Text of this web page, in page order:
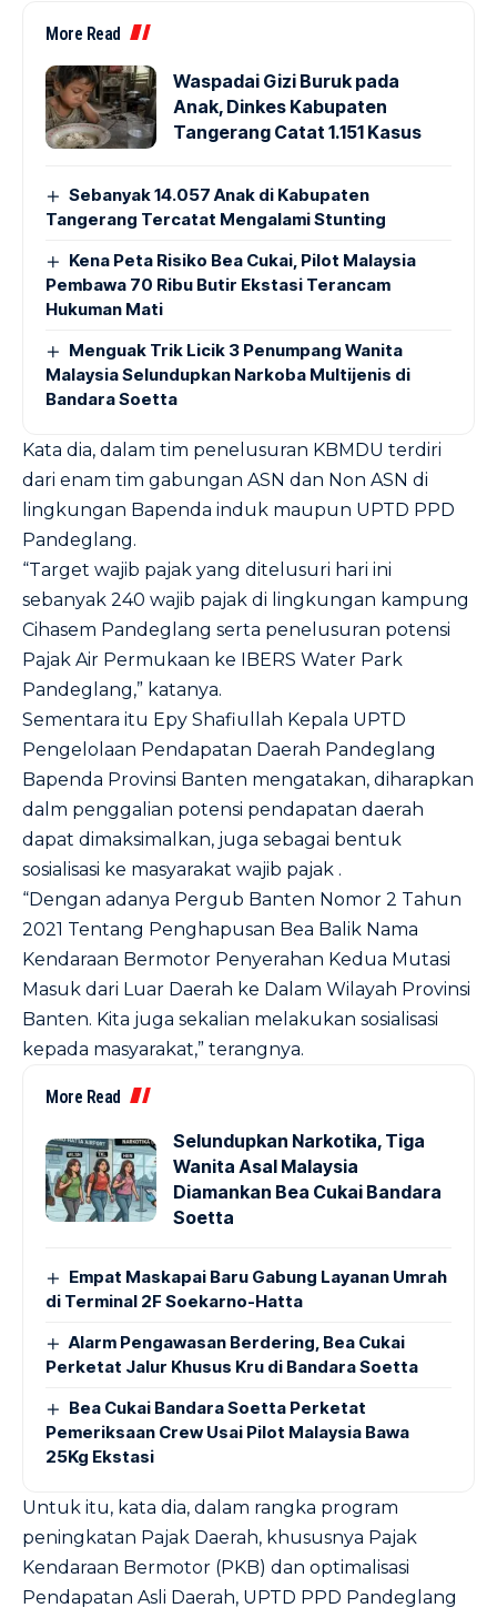
More Read
Waspadai Gizi Buruk pada
Anak, Dinkes Kabupaten
Tangerang Catat 1.151 Kasus
Sebanyak 14.057 Anak di Kabupaten
Tangerang Tercatat Mengalami Stunting
Kena Peta Risiko Bea Cukai, Pilot Malaysia
Pembawa 70 Ribu Butir Ekstasi Terancam
Hukuman Mati
Menguak Trik Licik 3 Penumpang Wanita
Malaysia Selundupkan Narkoba Multijenis di
Bandara Soetta
Kata dia, dalam tim penelusuran KBMDU terdiri
dari enam tim gabungan ASN dan Non ASN di
lingkungan Bapenda induk maupun UPTD PPD
Pandeglang.
“Target wajib pajak yang ditelusuri hari ini
sebanyak 240 wajib pajak di lingkungan kampung
Cihasem Pandeglang serta penelusuran potensi
Pajak Air Permukaan ke IBERS Water Park
Pandeglang,” katanya.
Sementara itu Epy Shafiullah Kepala UPTD
Pengelolaan Pendapatan Daerah Pandeglang
Bapenda Provinsi Banten mengatakan, diharapkan
dalm penggalian potensi pendapatan daerah
dapat dimaksimalkan, juga sebagai bentuk
sosialisasi ke masyarakat wajib pajak .
“Dengan adanya Pergub Banten Nomor 2 Tahun
2021 Tentang Penghapusan Bea Balik Nama
Kendaraan Bermotor Penyerahan Kedua Mutasi
Masuk dari Luar Daerah ke Dalam Wilayah Provinsi
Banten. Kita juga sekalian melakukan sosialisasi
kepada masyarakat,” terangnya.
More Read
Selundupkan Narkotika, Tiga
Wanita Asal Malaysia
Diamankan Bea Cukai Bandara
Soetta
Empat Maskapai Baru Gabung Layanan Umrah
di Terminal 2F Soekarno-Hatta
Alarm Pengawasan Berdering, Bea Cukai
Perketat Jalur Khusus Kru di Bandara Soetta
Bea Cukai Bandara Soetta Perketat
Pemeriksaan Crew Usai Pilot Malaysia Bawa
25Kg Ekstasi
Untuk itu, kata dia, dalam rangka program
peningkatan Pajak Daerah, khususnya Pajak
Kendaraan Bermotor (PKB) dan optimalisasi
Pendapatan Asli Daerah, UPTD PPD Pandeglang